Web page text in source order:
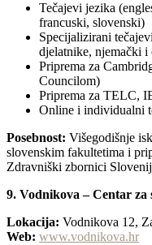
Tečajevi jezika
francuski, slovenski)
Specijalizirani
djelatnike, njemački i
Priprema za
Councilom)
Priprema za TELC,
Online i individualni
Posebnost: Višegodišnje
slovenskim fakultetima i
Zdravniški zbornici
9. Vodnikova – Centar za
Lokacija: Vodnikova 12,
Web: www.vodnikova.hr